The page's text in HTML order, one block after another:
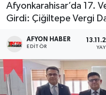
Afyonkarahisar’da 17.
Girdi: Çiğiltepe Vergi
AFYON HABER
EDITÖR
Sivil Toplum
Ekonomi
Magazin
Etkinlikler